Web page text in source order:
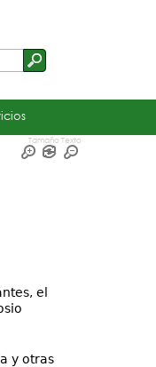
Tamaño Texto
el
y otras